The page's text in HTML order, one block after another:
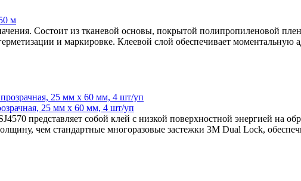
м
Состоит из тканевой основы, покрытой полипропиленовой
и маркировке. Клеевой слой обеспечивает моментальную
25 мм x 60 мм, 4 шт/уп
представляет собой клей с низкой поверхностной энергией на
чем стандартные многоразовые застежки 3M Dual Lock,